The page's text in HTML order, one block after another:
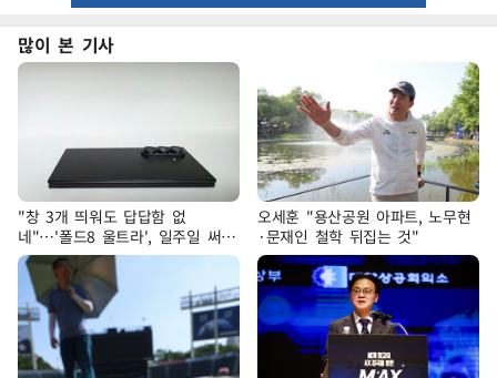
많이 본 기사
"창 3개 띄워도 답답함 없
네"…'폴드8 울트라', 일주일 써보
니
오세훈 "용산공원 아파트, 노무현
·문재인 철학 뒤집는 것"